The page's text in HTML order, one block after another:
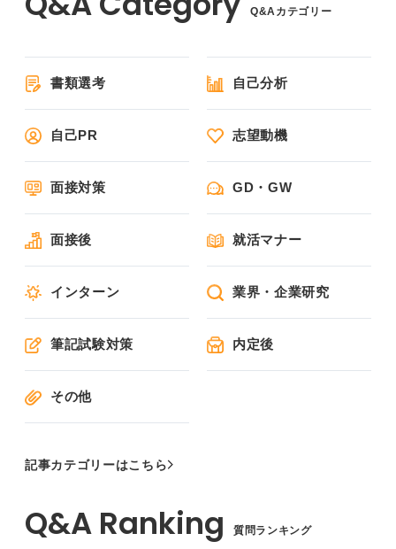
Q&Aカテゴリー
書類選考 自己分析
自己PR 志望動機
面接対策 GD・GW
面接後 就活マナー
インターン 業界・企業研究
筆記試験対策 内定後
その他
記事カテゴリーはこちら
質問ランキング